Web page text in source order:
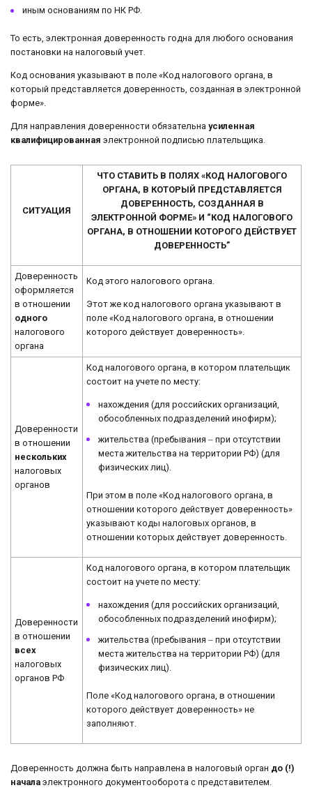
иным основаниям по НК РФ.
То есть, электронная доверенность годна для любого основания
постановки на налоговый учет.
Код основания указывают в поле «Код налогового органа, в
который представляется доверенность, созданная в электронной
форме».
Для направления доверенности обязательна усиленная
квалифицированная электронной подписью плательщика.
СИТУАЦИЯ
ЧТО СТАВИТЬ В ПОЛЯХ «КОД НАЛОГОВОГО
ОРГАНА, В КОТОРЫЙ ПРЕДСТАВЛЯЕТСЯ
ДОВЕРЕННОСТЬ, СОЗДАННАЯ В
ЭЛЕКТРОННОЙ ФОРМЕ» И “КОД НАЛОГОВОГО
ОРГАНА, В ОТНОШЕНИИ КОТОРОГО ДЕЙСТВУЕТ
ДОВЕРЕННОСТЬ”
Доверенность
оформляется
в отношении
одного
налогового
органа
Код этого налогового органа.
Этот же код налогового органа указывают в
поле «Код налогового органа, в отношении
которого действует доверенность».
Доверенности
в отношении
нескольких
налоговых
органов
Код налогового органа, в котором плательщик
состоит на учете по месту:
нахождения (для российских организаций,
обособленных подразделений инофирм);
жительства (пребывания ‒ при отсутствии
места жительства на территории РФ) (для
физических лиц).
При этом в поле «Код налогового органа, в
отношении которого действует доверенность»
указывают коды налоговых органов, в
отношении которых действует доверенность.
Доверенности
в отношении
всех
налоговых
органов РФ
Код налогового органа, в котором плательщик
состоит на учете по месту:
нахождения (для российских организаций,
обособленных подразделений инофирм);
жительства (пребывания ‒ при отсутствии
места жительства на территории РФ) (для
физических лиц).
Поле «Код налогового органа, в отношении
которого действует доверенность» не
заполняют.
Доверенность должна быть направлена в налоговый орган до (!)
начала электронного документооборота с представителем.